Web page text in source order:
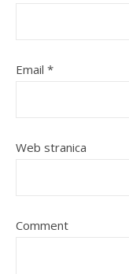
Email *
Web stranica
Comment